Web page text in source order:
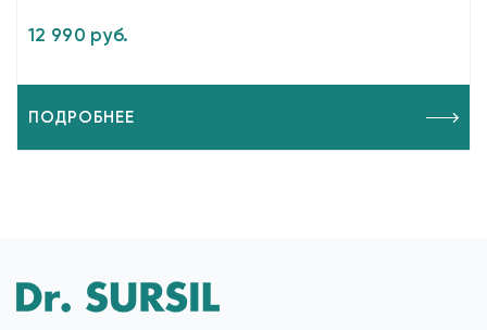
12 990 руб.
ПОДРОБНЕЕ